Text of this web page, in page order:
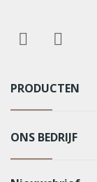
PRODUCTEN
ONS BEDRIJF